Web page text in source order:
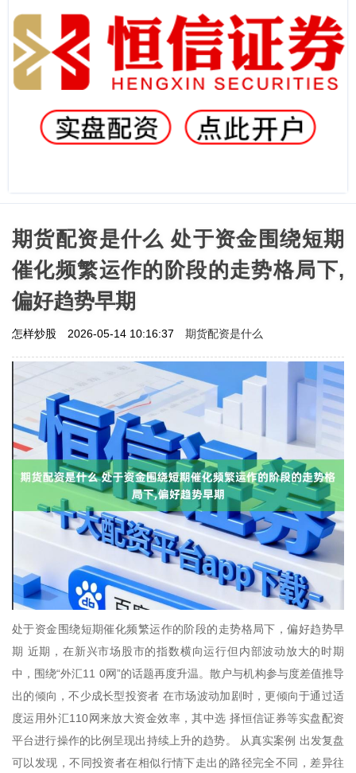
期货配资是什么 处于资金围绕短期
催化频繁运作的阶段的走势格局下,
偏好趋势早期
怎样炒股 2026-05-14 10:16:37 期货配资是什么
处于资金围绕短期催化频繁运作的阶段的走势格局下，偏好趋势早
期 近期，在新兴市场股市的指数横向运行但内部波动放大的时期
中，围绕“外汇11 0网”的话题再度升温。散户与机构参与度差值推导
出的倾向，不少成长型投资者 在市场波动加剧时，更倾向于通过适
度运用外汇110网来放大资金效率，其中选 择恒信证券等实盘配资
平台进行操作的比例呈现出持续上升的趋势。 从真实案例 出发复盘
可以发现，不同投资者在相似行情下走出的路径完全不同，差异往